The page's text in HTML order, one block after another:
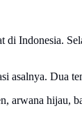
di Indonesia.
asalnya. Dua
arwana hijau,